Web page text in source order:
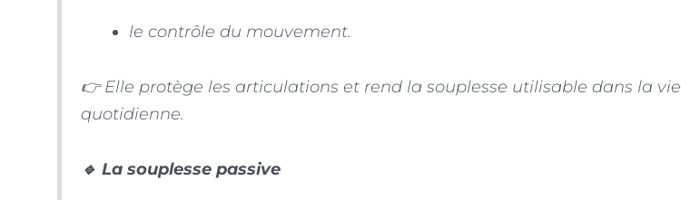
le contrôle du mouvement.
👉 Elle protège les articulations et rend la souplesse utilisable dans la vie
quotidienne.
🔹 La souplesse passive